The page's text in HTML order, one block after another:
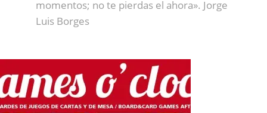
momentos; no te pierdas el ahora». Jorge
Luis Borges